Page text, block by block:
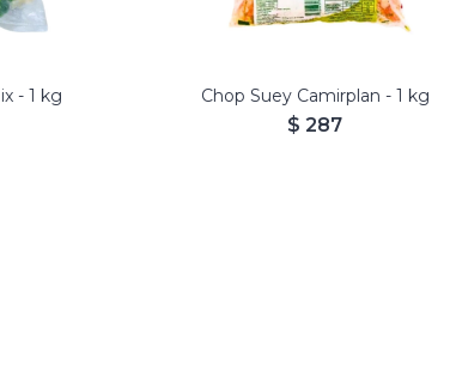
- 1 kg Chop Suey Camirplan - 1 kg
$ 287